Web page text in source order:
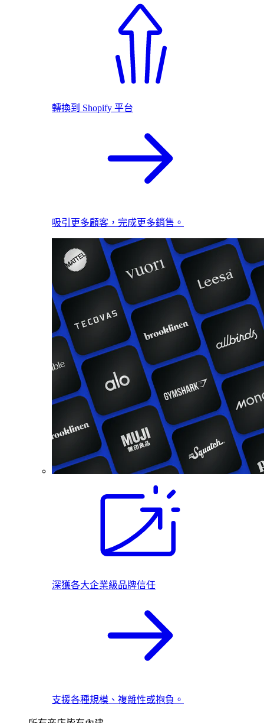
轉換到 Shopify 平台
吸引更多顧客，完成更多銷售。
深獲各大企業級品牌信任
支援各種規模、複雜性或抱負。